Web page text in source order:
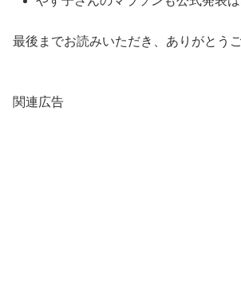
最後までお読みいただき、ありがとう
関連広告